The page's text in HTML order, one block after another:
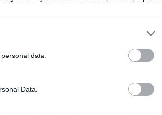
data.
Data.
Stefan
játszottunk
és egy új
az
készített